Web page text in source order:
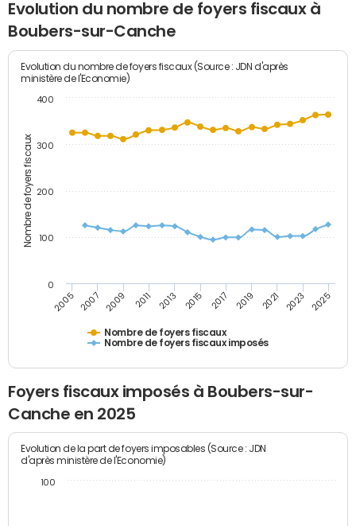
Evolution du nombre de foyers fiscaux à
Boubers-sur-Canche
Nombre de foyers fiscaux
Evolution du nombre de foyers fiscaux (Source : JDN d'après
ministère de l'Economie)
Nombre de foyers fiscaux
Nombre de foyers fiscaux imposés
2005 2007 2009 2011 2013 2015 2017 2019 2021 2023 2025
0
100
200
300
400
Foyers fiscaux imposés à Boubers-sur-
Canche en 2025
Evolution de la part de foyers imposables (Source : JDN
d'après ministère de l'Economie)
100